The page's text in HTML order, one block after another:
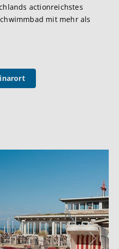
actionreichstes
mit mehr als
Next